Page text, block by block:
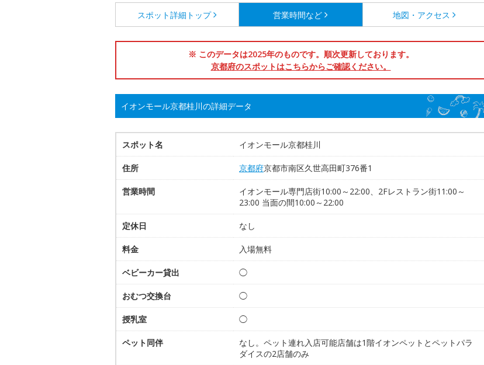
スポット詳細 トップ 営業時間など 地図・アクセス
※ このデータは2025年のものです。順次更新しております。
京都府のスポットはこちらからご確認ください。
イオンモール京都桂川の詳細データ
スポット名 イオンモール京都桂川
住所 京都府京都市南区久世高田町376番1
営業時間
イオンモール専門店街10:00～22:00、2Fレストラン街11:00～
23:00 当面の間10:00～22:00
定休日 なし
料金 入場無料
ベビーカー貸出 ◯
おむつ交換台 ◯
授乳室 ◯
ペット同伴
なし。ペット連れ入店可能店舗は1階イオンペットとペットパラ
ダイスの2店舗のみ